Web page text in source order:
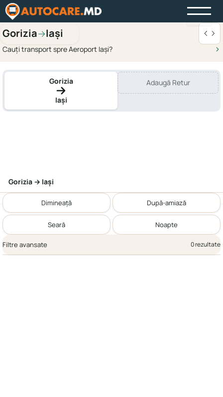
Gorizia→Iași
Cauți transport spre Aeroport Iași?
Gorizia
Iași
Adaugă Retur
Gorizia → Iași
Dimineață După-amiază
Seară Noapte
Filtre avansate 0 rezultate